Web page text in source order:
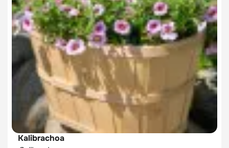
Kalibrachoa